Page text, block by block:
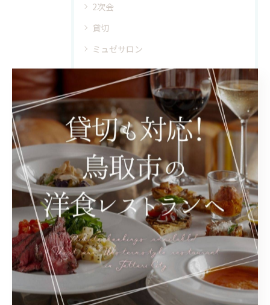
2次会
貸切
ミュゼサロン
最近の投稿 Recent Posts
鳥取市でおすすめのオムライスをご紹介！
2025/06/16
ミュゼ14周年パーティー